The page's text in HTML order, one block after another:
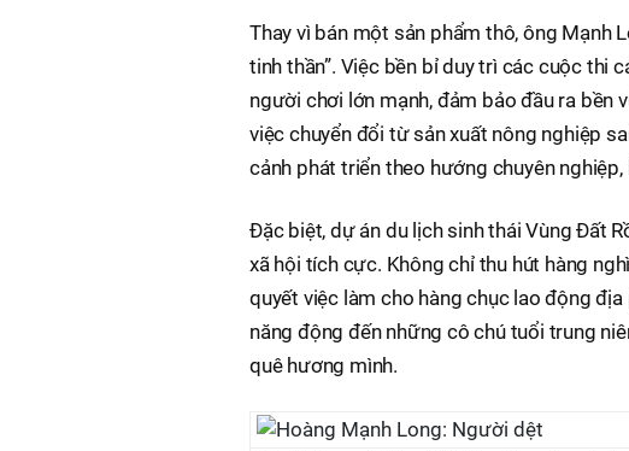
Thay vì bán một sản phẩm thô, ông Mạnh
tinh thần”. Việc bền bỉ duy trì các cuộc thi
người chơi lớn mạnh, đảm bảo đầu ra bền
việc chuyển đổi từ sản xuất nông nghiệp
cảnh phát triển theo hướng chuyên nghiệp,
Đặc biệt, dự án du lịch sinh thái Vùng Đất
xã hội tích cực. Không chỉ thu hút hàng
quyết việc làm cho hàng chục lao động
năng động đến những cô chú tuổi trung
quê hương mình.